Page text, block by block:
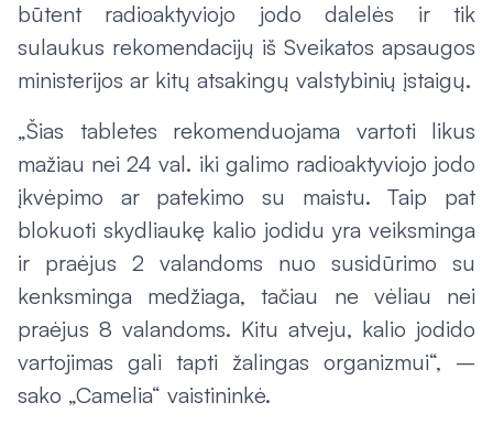
būtent radioaktyviojo jodo dalelės ir tik
sulaukus rekomendacijų iš Sveikatos apsaugos
ministerijos ar kitų atsakingų valstybinių įstaigų.
„Šias tabletes rekomenduojama vartoti likus
mažiau nei 24 val. iki galimo radioaktyviojo jodo
įkvėpimo ar patekimo su maistu. Taip pat
blokuoti skydliaukę kalio jodidu yra veiksminga
ir praėjus 2 valandoms nuo susidūrimo su
kenksminga medžiaga, tačiau ne vėliau nei
praėjus 8 valandoms. Kitu atveju, kalio jodido
vartojimas gali tapti žalingas organizmui“, –
sako „Camelia“ vaistininkė.